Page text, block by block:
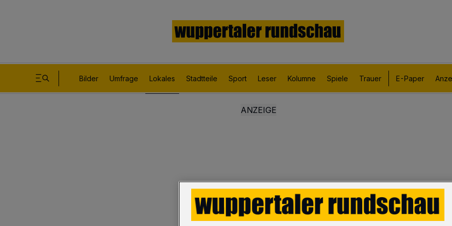
Bilder Umfrage Lokales Stadtteile Sport Leser Kolumne Spiele Trauer E-Paper